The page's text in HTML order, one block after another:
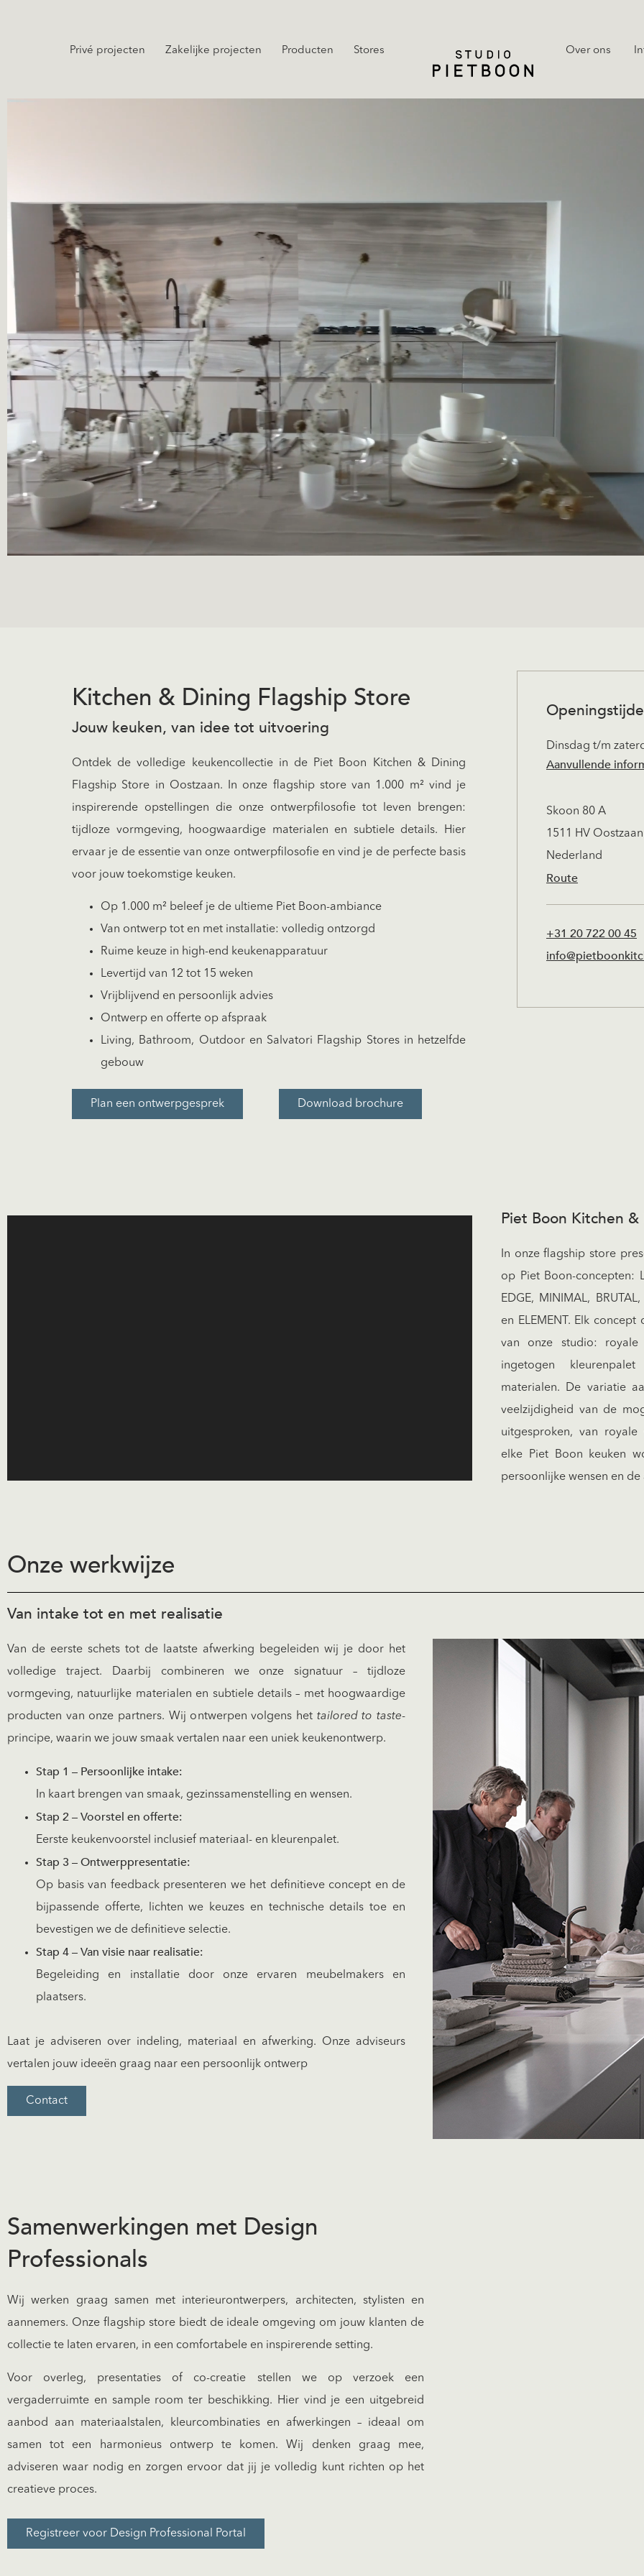
Privé projecten Zakelijke projecten Producten Stores Over ons
Kitchen & Dining Flagship Store
Jouw keuken, van idee tot uitvoering
Ontdek de volledige keukencollectie in de Piet Boon Kitchen & Dining
Flagship Store in Oostzaan. In onze flagship store van 1.000 m² vind je
inspirerende opstellingen die onze ontwerpfilosofie tot leven brengen:
tijdloze vormgeving, hoogwaardige materialen en subtiele details. Hier
ervaar je de essentie van onze ontwerpfilosofie en vind je de perfecte basis
voor jouw toekomstige keuken.
Op 1.000 m² beleef je de ultieme Piet Boon-ambiance
Van ontwerp tot en met installatie: volledig ontzorgd
Ruime keuze in high-end keukenapparatuur
Levertijd van 12 tot 15 weken
Vrijblijvend en persoonlijk advies
Ontwerp en offerte op afspraak
Living, Bathroom, Outdoor en Salvatori Flagship Stores in hetzelfde
gebouw
Plan een ontwerpgesprek Download brochure
Dinsdag t/m
Aanvullende
Zaterdagen zijn
adviseren u om
te maken,
is mogelijk op
Skoon 80 A
1511 HV Oostzaan
Nederland
Route
+31 20 722 00 45
Piet Boon Kitchen
In onze flagship store
op Piet Boon-concepten:
EDGE, MINIMAL,
en ELEMENT. Elk
van onze studio: royale
ingetogen
materialen. De variatie
veelzijdigheid van de
uitgesproken, van
elke Piet Boon keuken
persoonlijke wensen en
Onze werkwijze
Van intake tot en met realisatie
Van de eerste schets tot de laatste afwerking begeleiden wij je door het
volledige traject. Daarbij combineren we onze signatuur – tijdloze
vormgeving, natuurlijke materialen en subtiele details – met hoogwaardige
producten van onze partners. Wij ontwerpen volgens het tailored to taste-
principe, waarin we jouw smaak vertalen naar een uniek keukenontwerp.
Stap 1 – Persoonlijke intake:
In kaart brengen van smaak, gezinssamenstelling en wensen.
Stap 2 – Voorstel en offerte:
Eerste keukenvoorstel inclusief materiaal- en kleurenpalet.
Stap 3 – Ontwerppresentatie:
Op basis van feedback presenteren we het definitieve concept en de
bijpassende offerte, lichten we keuzes en technische details toe en
bevestigen we de definitieve selectie.
Stap 4 – Van visie naar realisatie:
Begeleiding en installatie door onze ervaren meubelmakers en
plaatsers.
Laat je adviseren over indeling, materiaal en afwerking. Onze adviseurs
vertalen jouw ideeën graag naar een persoonlijk ontwerp
Contact
Samenwerkingen met Design
Professionals
Wij werken graag samen met interieurontwerpers, architecten, stylisten en
aannemers. Onze flagship store biedt de ideale omgeving om jouw klanten de
collectie te laten ervaren, in een comfortabele en inspirerende setting.
Voor overleg, presentaties of co-creatie stellen we op verzoek een
vergaderruimte en sample room ter beschikking. Hier vind je een uitgebreid
aanbod aan materiaalstalen, kleurcombinaties en afwerkingen – ideaal om
samen tot een harmonieus ontwerp te komen. Wij denken graag mee,
adviseren waar nodig en zorgen ervoor dat jij je volledig kunt richten op het
creatieve proces.
Registreer voor Design Professional Portal